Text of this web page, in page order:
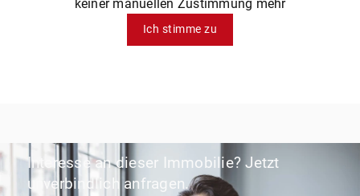
keiner manuellen Zustimmung mehr
Ich stimme zu
Interesse an dieser Immobilie? Jetzt
unverbindlich anfragen.